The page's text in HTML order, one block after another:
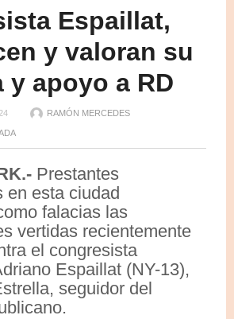
Espaillat,
y valoran su
y apoyo a RD
RAMÓN MERCEDES
Prestantes
en esta ciudad
falacias las
vertidas recientemente
el congresista
Espaillat (NY-13),
seguidor del